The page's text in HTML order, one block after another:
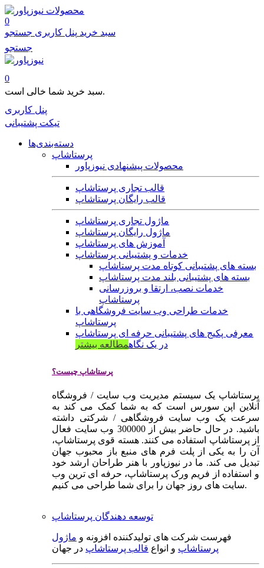
محصولات
0
سبد خرید پنل کاربری جستجو
جستجو
0
سبد خرید شما خالی است.
پنل کاربری
تیکت پشتیبانی
دسته‌بندی‌ها
پرستاشاپ
محصولات پیشنهادی نیوزپاور
قالب تجاری پرستاشاپ
قالب رایگان پرستاشاپ
ماژول تجاری پرستاشاپ
ماژول رایگان پرستاشاپ
آموزش های پرستاشاپ
خدمات و پشتیبانی پرستاشاپ
بسته های پشتیبانی کوتاه مدت پرستاشاپ
بسته های پشتیبانی بلند مدت پرستاشاپ
خدمات نصب، ارتقا و بروزرسانی
پرستاشاپ
خدمات طراحی وب سایت فروشگاهی با
پرستاشاپ
معرفی پکیج های پشتیبانی حرفه ای پرستاشاپ
در یک نگاهمطالعه بیشتر
پرستاشاپ چیست؟
پرستاشاپ یک سیستم مدیریت وب سایت / فروشگاه
آنلاین اپن سورس است که به شما کمک می کند به
سرعت یک وب سایت فروشگاهی / شرکتی داشته
باشید. در حال حاضر بیش از 300000 وب سایت فعال
از پرستاشاپ استفاده می کنند. هسته قوی پرستاشاپ،
آن را به یکی از پلت فرم های منبع باز محبوب جهان
تبدیل می کند. ما در نیوزپاور با هنر طراحان ارشد خود
و استفاده از فریم ورک پرستاشاپ، حرفه ای ترین وب
سایت های روز جهان را برای شما طراحی می کنیم.
توسعه دهندگان پرستاشاپ
فهرست شرکت های تولیدکننده افزونه و ماژول
پرستاشاپ و انواع قالب پرستاشاپ در جهان